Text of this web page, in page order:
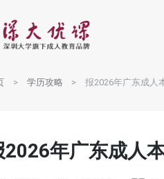
学历攻略 报2026年广东成人
2026年广东成人